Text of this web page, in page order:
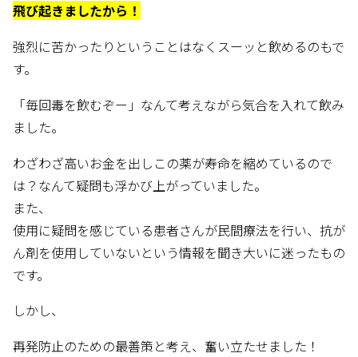
飛び起きましたから！
強烈に苦かったりということはなくスーッと飲めるのもで
す。
「毎回毒を飲むぞー」なんて考えながら気合を入れて飲み
ました。
わざわざ高いお金を出しこの薬が寿命を縮めているので
は？ なんて疑問も浮かび上がっていました。
また、
使用に疑問を感じている患者さんが民間療法を行い、抗が
ん剤を使用していないという情報を聞き大いに迷ったもの
です。
しかし、
再発防止のための最善策と考え、奮い立たせました！